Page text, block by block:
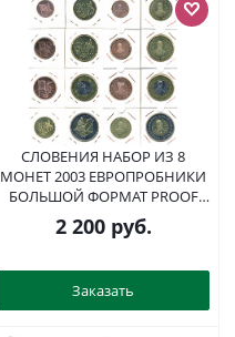
СЛОВЕНИЯ НАБОР ИЗ 8
МОНЕТ 2003 ЕВРОПРОБНИКИ
БОЛЬШОЙ ФОРМАТ PROOF
3896-211
2 200руб.
Заказать